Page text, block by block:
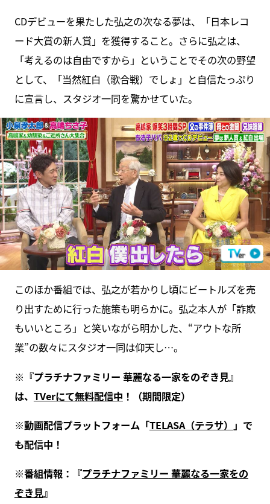
CDデビューを果たした弘之の次なる夢は、「日本レコ
ード大賞の新人賞」を獲得すること。さらに弘之は、
「考えるのは自由ですから」ということでその次の野望
として、「当然紅白（歌合戦）でしょ」と自信たっぷり
に宣言し、スタジオ一同を驚かせていた。
このほか番組では、弘之が若かりし頃にビートルズを売
り出すために行った施策も明らかに。弘之本人が「詐欺
もいいところ」と笑いながら明かした、“アウトな所
業”の数々にスタジオ一同は仰天し…。
※『プラチナファミリー 華麗なる一家をのぞき見』
は、 TVerにて無料配信中 ！（期間限定）
※動画配信プラットフォーム「TELASA（テラサ） 」で
も配信中！
※番組情報：『プラチナファミリー 華麗なる一家をの
ぞき見』